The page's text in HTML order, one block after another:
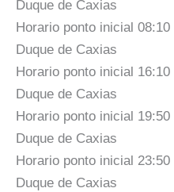
Duque de Caxias
Horario ponto inicial
Duque de Caxias
Horario ponto inicial
Duque de Caxias
Horario ponto inicial
Duque de Caxias
Horario ponto inicial
Duque de Caxias